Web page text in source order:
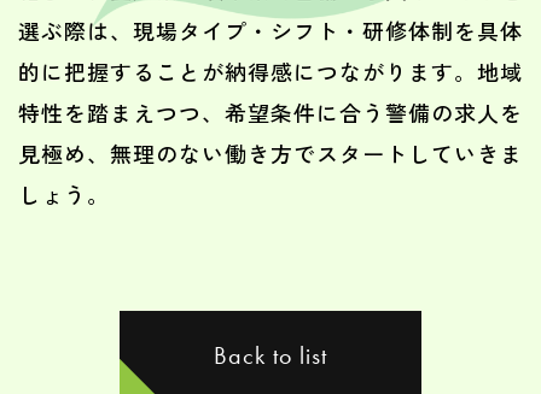
選ぶ際は、現場タイプ・シフト・研修体制を具体
的に把握することが納得感につながります。地域
特性を踏まえつつ、希望条件に合う警備の求人を
見極め、無理のない働き方でスタートしていきま
しょう。
Back to list